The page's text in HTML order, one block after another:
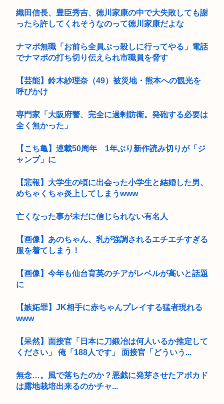
織田信長、豊臣秀吉、徳川家康の中で大失敗しても謝
ったら許してくれそうなのって徳川家康だよな
ナマポ無職「お前ら全員ぶっ殺しに行ってやる」電話
でナマポの打ち切り伝えられ市職員を脅す
【芸能】鈴木紗理奈（49）被災地・熊本への観光を
呼びかけ
専門家「大阪府警、完全に過剰防衛。発砲する必要は
全く無かった」
【こち亀】連載50周年 1年ぶり新作読み切りが「ジ
ャンプ」に
【悲報】大学生の頃に出会った小学生と結婚した男、
めちゃくちゃ炎上してしまうwww
亡くなった事が未だに信じられない有名人
【画像】あのちゃん、乳が強調されるエチエチすぎる
服を着てしまう！
【画像】今年も仙台育英のチアがレベルが高いと話題
に
【嫉妬罪】JK相手に赤ちゃんプレイする猛者現れる
www
【呆然】面接官「日本に刀鍛冶は何人いるか推定して
ください」 俺「188人です」 面接官「どういう...
無念…。風で落ちたのか？悪戯に発芽させたアボカド
は露地栽培出来るのかチャ...